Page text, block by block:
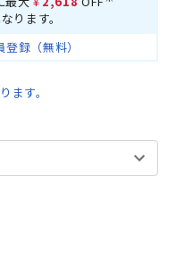
ります。
登録（無料）
ます。